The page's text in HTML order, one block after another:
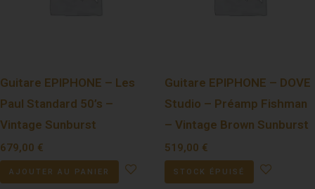
Guitare EPIPHONE – Les
Paul Standard 50’s –
Vintage Sunburst
679,00 €
AJOUTER AU PANIER
Guitare EPIPHONE – DOVE
Studio – Préamp Fishman
– Vintage Brown Sunburst
519,00 €
STOCK ÉPUISÉ